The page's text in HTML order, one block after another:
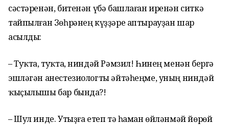
сәстәренән, битенән үбә башлаған иренән ситкә
тайпылған Зөһрәнең күҙҙәре аптырауҙан шар
асылды:
– Туҡта, туҡта, ниндәй Рәмзил! Һинең менән бергә
эшләгән анестезиологты әйтәһеңме, уның ниндәй
ҡыҫылышы бар бында?!
– Шул инде. Утыҙға етеп тә һаман өйләнмәй йөрөй